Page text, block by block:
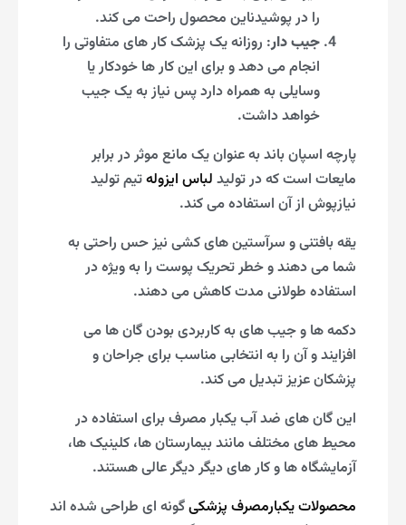
را در پوشیدناین محصول راحت می کند.
جیب دار: روزانه یک پزشک کار های متفاوتی را
انجام می دهد و برای این کار ها خودکار یا
وسایلی به همراه دارد پس نیاز به یک جیب
خواهد داشت.
پارچه اسپان باند به عنوان یک مانع موثر در برابر
مایعات است که در تولید لباس ایزولهتیم تولید
نیازپوش از آن استفاده می کند.
یقه بافتنی و سرآستین های کشی نیز حس راحتی به
شما می دهند و خطر تحریک پوست را به ویژه در
استفاده طولانی مدت کاهش می دهند.
دکمه ها و جیب های به کاربردی بودن گان ها می
افزایند و آن را به انتخابی مناسب برای جراحان و
پزشکان عزیز تبدیل می کند.
این گان های ضد آب یکبار مصرف برای استفاده در
محیط های مختلف مانند بیمارستان ها، کلینیک ها،
آزمایشگاه ها و کار های دیگر دیگر عالی هستند.
محصولات یکبارمصرف پزشکیگونه ای طراحی شده اند